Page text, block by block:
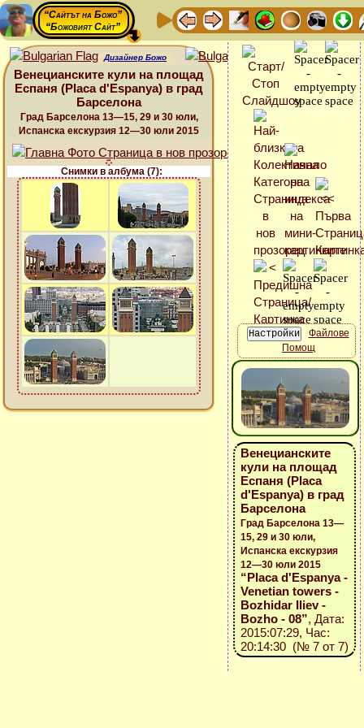
“Сайтът на Божо”
“Божовият Сайт”
Дизайнер Божо
Венецианските кули на площад
Еспаня (Placa d'Espanya) в град
Барселона
Град Барселона 13—15, 29 и 30 юли,
Испанска екскурзия 12—30 юли 2015
Снимки в албума (7):
Файлове
Помощ
Венецианските
кули на площад
Еспаня (Placa
d'Espanya) в град
Барселона
Град Барселона 13—
15, 29 и 30 юли,
Испанска екскурзия
12—30 юли 2015
“Placa d'Espanya -
Venetian towers -
Bozhidar Iliev -
Bozho - 08”, Дата:
2015:07:29, Час:
20:14:30 (№ 7 от 7)